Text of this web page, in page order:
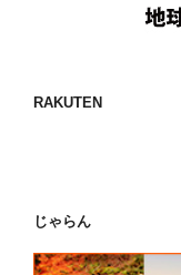
RAKUTEN